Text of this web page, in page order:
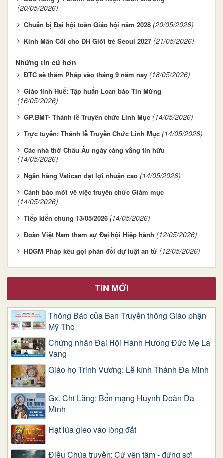
(20/05/2026)
Chuẩn bị Đại hội toàn Giáo hội năm 2028 (20/05/2026)
Kinh Mân Côi cho ĐH Giới trẻ Seoul 2027 (21/05/2026)
Những tin cũ hơn
ĐTC sẽ thăm Pháp vào tháng 9 năm nay (18/05/2026)
Giáo tỉnh Huế: Tập huấn Loan báo Tin Mừng
(16/05/2026)
GP.BMT- Thánh lễ Truyền chức Linh Mục (14/05/2026)
Trực tuyến: Thánh lễ Truyền Chức Linh Mục (14/05/2026)
Các nhà thờ Châu Âu ngày càng vắng tín hữu
(14/05/2026)
Ngân hàng Vatican đạt lợi nhuận cao (14/05/2026)
Cảnh báo mới về việc truyền chức Giám mục
(14/05/2026)
Tiếp kiến chung 13/05/2026 (14/05/2026)
Đoàn Việt Nam tham sự Đại hội Hiệp hành (12/05/2026)
HĐGM Pháp kêu gọi phản đối dự luật an tử (12/05/2026)
TIN MỚI
Thông Báo của Ban Truyền thông Giáo phận
Mỹ Tho
Chứng nhân Đại Hội Hành Hương Đức Mẹ La
Vang
Giáo họ Trinh Vương: Lễ kính Thánh Đa Minh
Gx. Chi Lăng: Bổn mạng Huynh Đoàn Đa
Minh
Hạt lúa gieo vào lòng đất
Điều Chúa truyền: Cứ yên tâm - đừng sợ!